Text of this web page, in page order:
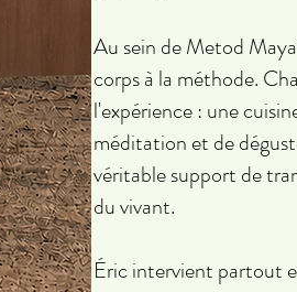
Au sein de Metod
corps à la méthode.
l'expérience : une
méditation et de
véritable support de
du vivant.
Éric intervient partout